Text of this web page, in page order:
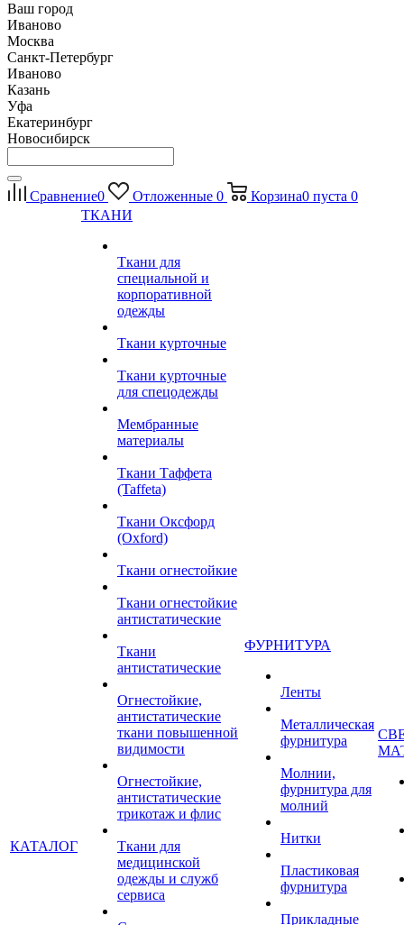
Ваш город
Иваново
Москва
Санкт-Петербург
Иваново
Казань
Уфа
Екатеринбург
Новосибирск
Сравнение0 Отложенные 0 Корзина0 пуста 0
КАТАЛОГ
ТКАНИ
Ткани для
специальной и
корпоративной
одежды
Ткани курточные
Ткани курточные
для спецодежды
Мембранные
материалы
Ткани Таффета
(Taffeta)
Ткани Оксфорд
(Oxford)
Ткани огнестойкие
Ткани огнестойкие
антистатические
Ткани
антистатические
Огнестойкие,
антистатические
ткани повышенной
видимости
Огнестойкие,
антистатические
трикотаж и флис
Ткани для
медицинской
одежды и служб
сервиса
ФУРНИТУРА
Ленты
Металлическая
фурнитура
Молнии,
фурнитура для
молний
Нитки
Пластиковая
фурнитура
Прикладные